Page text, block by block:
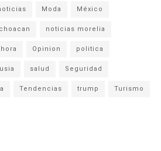
Moda México
noticias morelia
Opinion politica
salud Seguridad
Tendencias trump Turismo